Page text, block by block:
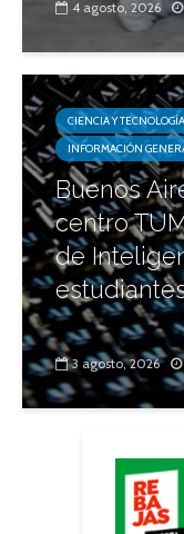
4 agosto, 2026
CIENCIA Y TECNOLOGÍA
INFORMACIÓN
Buenos
centro
de
3 agosto, 2026